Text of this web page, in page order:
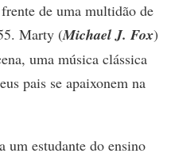
de uma multidão de
Marty (Michael J. Fox)
uma música clássica
pais se apaixonem na
um estudante do ensino